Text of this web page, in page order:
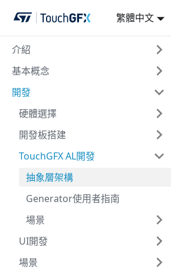
繁體中文
介紹
基本概念
開發
硬體選擇
開發板搭建
TouchGFX AL開發
抽象層架構
Generator使用者指南
場景
UI開發
場景